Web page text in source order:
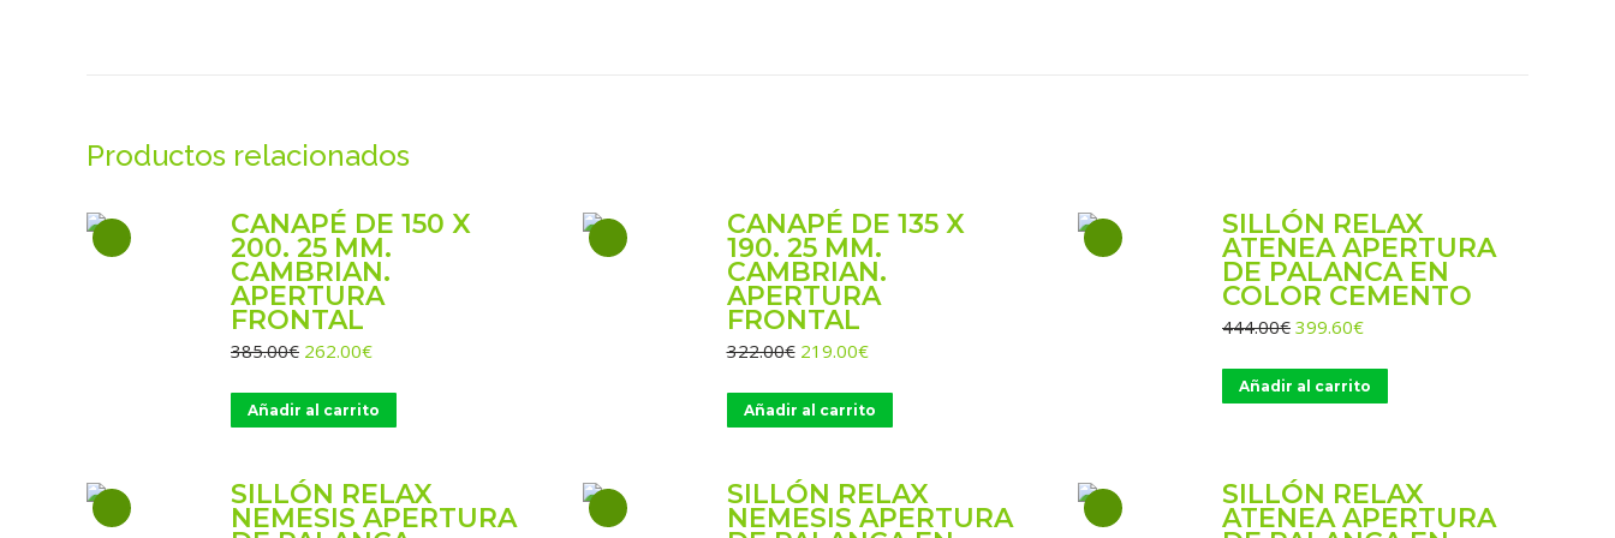
Productos relacionados
CANAPÉ DE 150 X
200. 25 MM.
CAMBRIAN.
APERTURA
FRONTAL
385.00€ El
original
era:
262.00€El
actual
es:
Añadir al carrito
CANAPÉ DE 135 X
190. 25 MM.
CAMBRIAN.
APERTURA
FRONTAL
322.00€ El
original
era:
219.00€El
actual
es:
Añadir al carrito
SILLÓN RELAX
ATENEA APERTURA
DE PALANCA EN
COLOR CEMENTO
444.00€ El
original
era:
399.60€El
actual
es:
Añadir al carrito
SILLÓN RELAX
NEMESIS APERTURA
SILLÓN RELAX
NEMESIS APERTURA
SILLÓN RELAX
ATENEA APERTURA